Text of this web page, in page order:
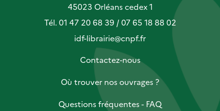
45023 Orléans cedex 1
Tél. 01 47 20 68 39 / 07 65 18 88 02
idf-librairie@cnpf.fr
Contactez-nous
Où trouver nos ouvrages ?
Questions fréquentes - FAQ